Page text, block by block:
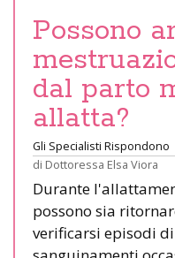
Possono
dal parto
allatta?
Gli Specialisti Rispondono
di Dottoressa Elsa Viora
Durante
possono sia
verificarsi episodi